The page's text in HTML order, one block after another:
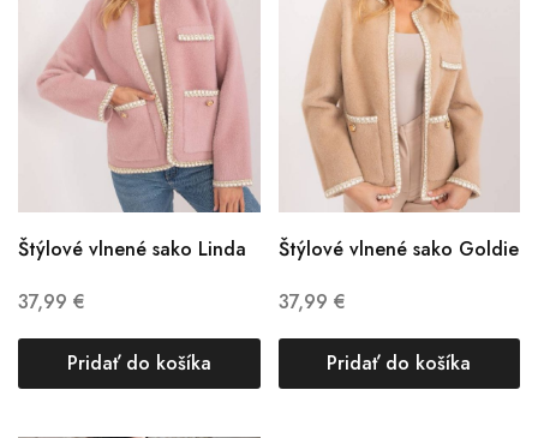
Štýlové vlnené sako Linda
37,99 €
Pridať do košíka
Štýlové vlnené sako Goldie
37,99 €
Pridať do košíka